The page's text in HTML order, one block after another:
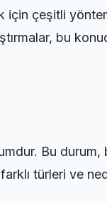
için çeşitli
bu
Bu
türleri ve